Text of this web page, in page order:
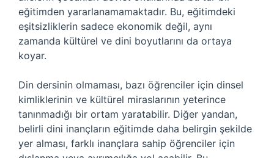
eğitimden yararlanamamaktadır. Bu, eğitimdeki
eşitsizliklerin sadece ekonomik değil, aynı
zamanda kültürel ve dini boyutlarını da ortaya
koyar.
Din dersinin olmaması, bazı öğrenciler için dinsel
kimliklerinin ve kültürel miraslarının yeterince
tanınmadığı bir ortam yaratabilir. Diğer yandan,
belirli dini inançların eğitimde daha belirgin şekilde
yer alması, farklı inançlara sahip öğrenciler için